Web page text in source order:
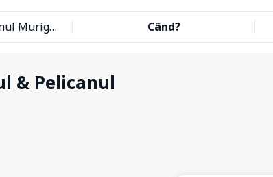
Peștișorul & Pelicanul Murighiol Când?
& Pelicanul